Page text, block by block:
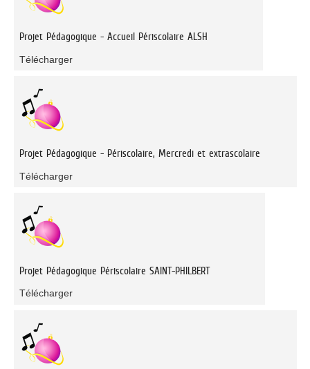
Projet Pédagogique - Accueil Périscolaire ALSH
Télécharger
Projet Pédagogique - Périscolaire, Mercredi et extrascolaire
Télécharger
Projet Pédagogique Périscolaire SAINT-PHILBERT
Télécharger